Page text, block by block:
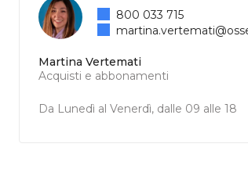
Martina Vertemati
Acquisti e abbonamenti
Da Lunedì al Venerdì, dalle 09 alle 18
800 033 715